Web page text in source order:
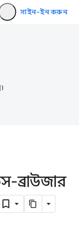
সাইন-ইন করুন
ব্রাউজার